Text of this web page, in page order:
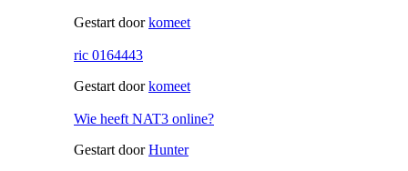
Gestart doorkomeet
ric 0164443
Gestart doorkomeet
Wie heeft NAT3 online?
Gestart doorHunter